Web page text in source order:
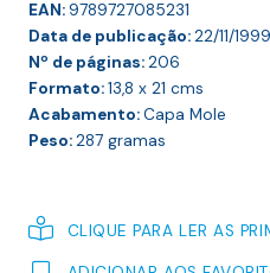
EAN:9789727085231
Data de publicação:22/11/1999
Nº de páginas:206
Formato:13,8 x 21 cms
Acabamento:Capa Mole
Peso:287 gramas
CLIQUE PARA LER AS